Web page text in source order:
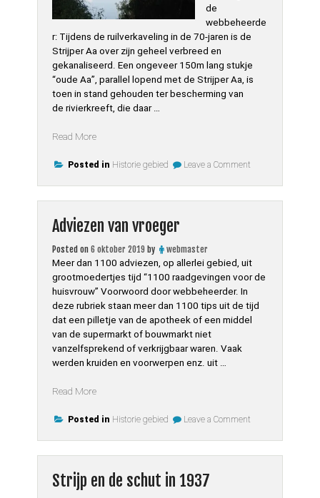
de
webbeheerde
r: Tijdens de ruilverkaveling in de 70-jaren is de
Strijper Aa over zijn geheel verbreed en
gekanaliseerd. Een ongeveer 150m lang stukje
“oude Aa”, parallel lopend met de Strijper Aa, is
toen in stand gehouden ter bescherming van
de rivierkreeft, die daar …
Read More“Strijper
vroeger”
Posted in Historie gebied Leave a Commenton
Adviezen van vroeger
Posted on 6 oktober 2019 by
webmaster
Meer dan 1100 adviezen, op allerlei gebied, uit
grootmoedertjes tijd “1100 raadgevingen voor de
huisvrouw” Voorwoord door webbeheerder. In
deze rubriek staan meer dan 1100 tips uit de tijd
dat een pilletje van de apotheek of een middel
van de supermarkt of bouwmarkt niet
vanzelfsprekend of verkrijgbaar waren. Vaak
werden kruiden en voorwerpen enz. uit …
Read More“Adviezen
vroeger”
Posted in Historie gebied Leave a Commenton
Strijp en de schut in 1937